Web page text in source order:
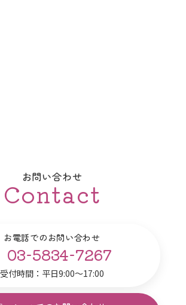
お問い合わせ
Contact
お電話でのお問い合わせ
03-5834-7267
受付時間：平日9:00～17:00